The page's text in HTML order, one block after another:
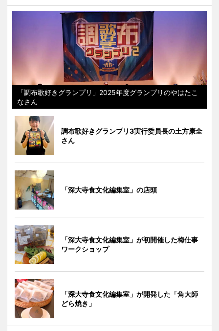
「調布歌好きグランプリ」2025年度グランプリのやはたこ
なさん
調布歌好きグランプリ3実行委員長の土方康全
さん
「深大寺食文化編集室」の店頭
「深大寺食文化編集室」が初開催した梅仕事
ワークショップ
「深大寺食文化編集室」が開発した「角大師
どら焼き」